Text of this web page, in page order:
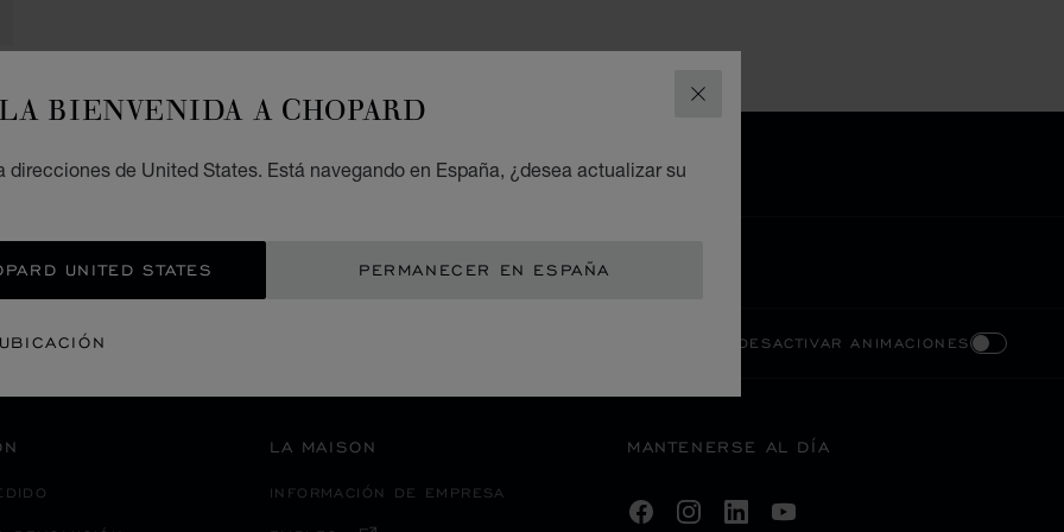
CERRAR
BIENVENIDA A CHOPARD
direcciones de United States. Está navegando en España, ¿desea actualizar su
UNITED STATES PERMANECER EN ESPAÑA
DESACTIVAR ANIMACIONES
LA MAISON
INFORMACIÓN DE EMPRESA
MANTENERSE AL DÍA